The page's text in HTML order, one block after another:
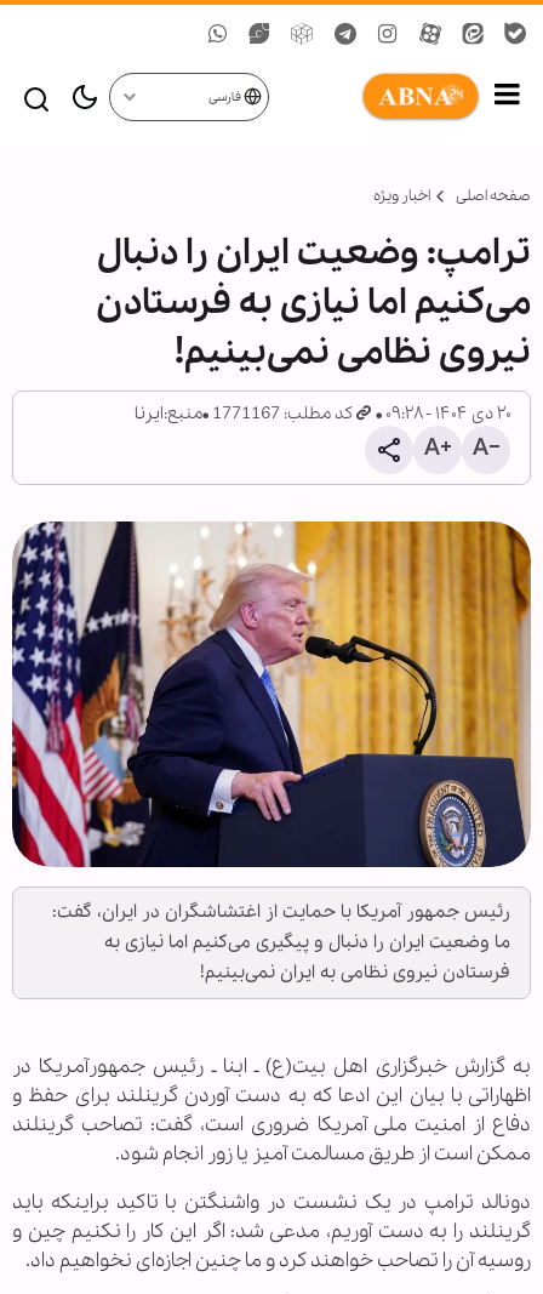
فارسی
صفحه اصلی اخبار ویژه
ترامپ: وضعیت ایران را دنبال
می‌کنیم اما نیازی به فرستادن
نیروی نظامی نمی‌بینیم!
۲۰ دی ۱۴۰۴ - ۰۹:۲۸ کد مطلب: 1771167 منبع:ایرنا
رئیس جمهور آمریکا با حمایت از اغتشاشگران در ایران، گفت:
ما وضعیت ایران را دنبال و پیگیری می‌کنیم اما نیازی به
فرستادن نیروی نظامی به ایران نمی‌بینیم!
به گزارش خبرگزاری اهل بیت(ع) ـ ابنا ـ رئیس جمهورآمریکا در
اظهاراتی با بیان این ادعا که به دست آوردن گرینلند برای حفظ و
دفاع از امنیت ملی آمریکا ضروری است، گفت: تصاحب گرینلند
ممکن است از طریق مسالمت آمیز یا زور انجام شود.
دونالد ترامپ در یک نشست در واشنگتن با تاکید براینکه باید
گرینلند را به دست آوریم، مدعی شد: اگر این کار را نکنیم چین و
روسیه آن را تصاحب خواهند کرد و ما چنین اجازه‌ای نخواهیم داد.